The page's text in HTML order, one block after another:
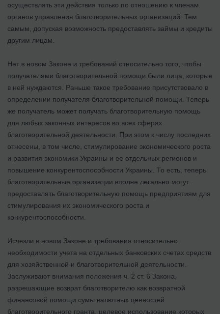
осуществлять эти действия только по отношению к членам
органов управления благотворительных организаций. Тем
самым, допуская возможность предоставлять займы и кредиты
другим лицам.
Нет в новом Законе и требований относительно того, чтобы
получателями благотворительной помощи были лица, которые
в ней нуждаются. Раньше такое требование присутствовало в
определении получателя благотворительной помощи. Теперь
же получатель может получать благотворительную помощь
для любых законных интересов во всех сферах
благотворительной деятельности. При этом к числу последних
отнесены, в том числе, стимулирование экономического роста
и развития экономики Украины и ее отдельных регионов и
повышение конкурентоспособности Украины. То есть, теперь
благотворительные организации вполне легально могут
предоставлять благотворительную помощь предприятиям для
стимулирования их экономического роста и
конкурентоспособности.
Исчезли в новом Законе и требования относительно
необходимости учета на отдельных банковских счетах средств
для хозяйственной и благотворительной деятельности.
Заслуживают внимания положения ч. 2 ст. 6 Закона,
разрешающие возврат благотворителю как возвратной
финансовой помощи сумы валютных ценностей
благотворительного гранта, целевое использование которых